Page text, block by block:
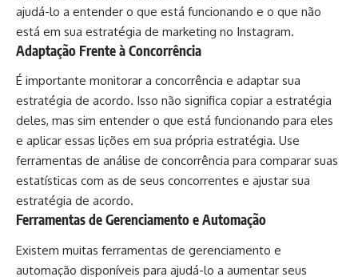
ajudá-lo a entender o que está funcionando e o que não
está em sua estratégia de marketing no Instagram.
Adaptação Frente à Concorrência
É importante monitorar a concorrência e adaptar sua
estratégia de acordo. Isso não significa copiar a estratégia
deles, mas sim entender o que está funcionando para eles
e aplicar essas lições em sua própria estratégia. Use
ferramentas de análise de concorrência para comparar suas
estatísticas com as de seus concorrentes e ajustar sua
estratégia de acordo.
Ferramentas de Gerenciamento e Automação
Existem muitas ferramentas de gerenciamento e
automação disponíveis para ajudá-lo a aumentar seus